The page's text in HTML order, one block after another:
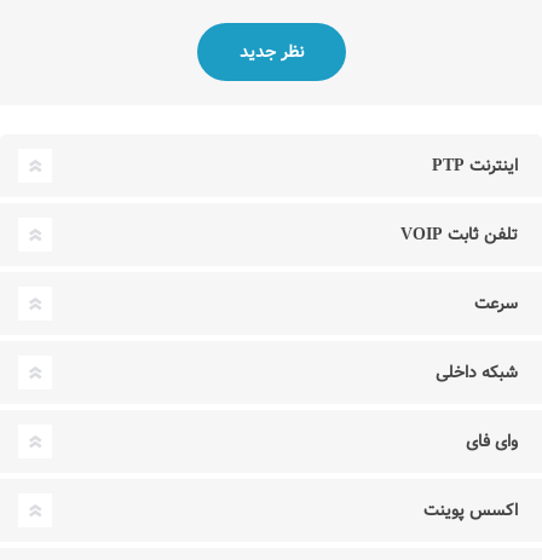
اینترنت PTP
تلفن ثابت VOIP
سرعت
شبکه داخلی
وای فای
اکسس پوینت